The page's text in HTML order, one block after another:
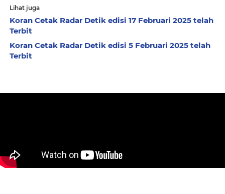
Lihat juga
Koran Cetak Radar Detik edisi 17 Februari 2025 telah
Terbit
Koran Cetak Radar Detik edisi 5 Februari 2025 telah
Terbit